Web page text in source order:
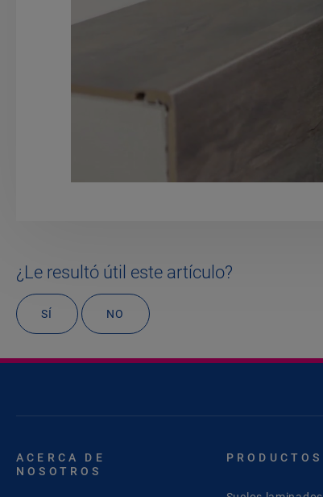
¿Le resultó útil este artículo?
SÍ NO
ACERCA DE
NOSOTROS
PRODUCTOS